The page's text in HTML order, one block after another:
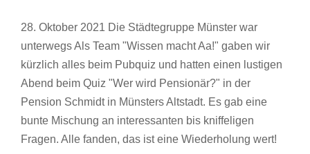
28. Oktober 2021 Die Städtegruppe Münster war
unterwegs Als Team "Wissen macht Aa!" gaben wir
kürzlich alles beim Pubquiz und hatten einen lustigen
Abend beim Quiz "Wer wird Pensionär?" in der
Pension Schmidt in Münsters Altstadt. Es gab eine
bunte Mischung an interessanten bis kniffeligen
Fragen. Alle fanden, das ist eine Wiederholung wert!